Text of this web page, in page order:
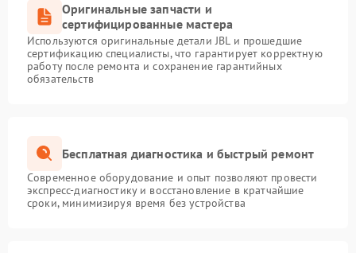
Оригинальные запчасти и
сертифицированные мастера
Используются оригинальные детали JBL и прошедшие
сертификацию специалисты, что гарантирует корректную
работу после ремонта и сохранение гарантийных
обязательств
Бесплатная диагностика и быстрый ремонт
Современное оборудование и опыт позволяют провести
экспресс-диагностику и восстановление в кратчайшие
сроки, минимизируя время без устройства